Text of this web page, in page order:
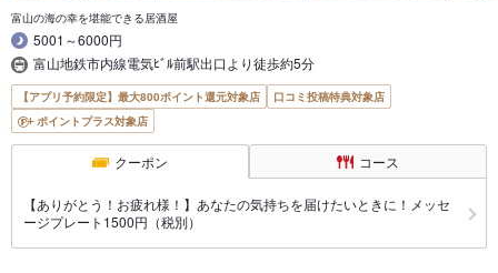
富山の海の幸を堪能できる居酒屋
5001～6000円
富山地鉄市内線電気ﾋﾞﾙ前駅出口より徒歩約5分
【アプリ予約限定】最大800ポイント還元対象店
口コミ投稿特典対象店
ポイントプラス対象店
クーポン コース
【ありがとう！お疲れ様！】あなたの気持ちを届けたいときに！メッセ
ージプレート1500円（税別）